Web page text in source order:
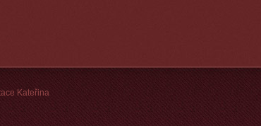
Kateřina